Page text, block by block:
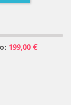
199,00 €